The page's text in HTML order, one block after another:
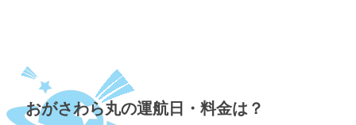
おがさわら丸の運航日・料金は？